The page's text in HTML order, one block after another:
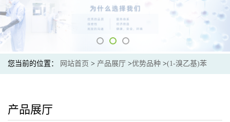
您当前的位置： 网站首页 > 产品展厅 >优势品种 >(1-溴乙基)苯
产品展厅